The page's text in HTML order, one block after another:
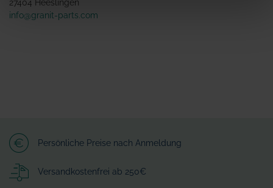
27404 Heeslingen
info@granit-parts.com
Persönliche Preise nach Anmeldung
Versandkostenfrei ab 250€